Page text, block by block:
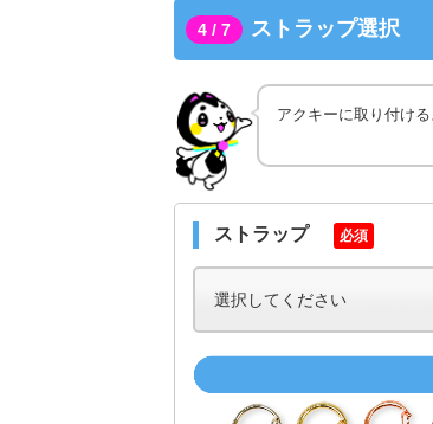
4 / 7 ストラップ選択
アクキーに取り付け
ストラップ 必須